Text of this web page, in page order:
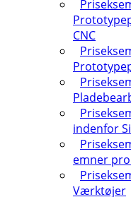
CNC
indenfor
emner
Værktøjer